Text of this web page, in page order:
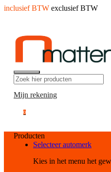
inclusief BTW exclusief BTW
Mijn rekening
0
Producten
Selecteer automerk
Kies in het menu het